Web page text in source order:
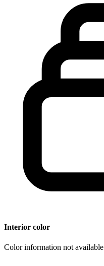
Interior color
Color information not available